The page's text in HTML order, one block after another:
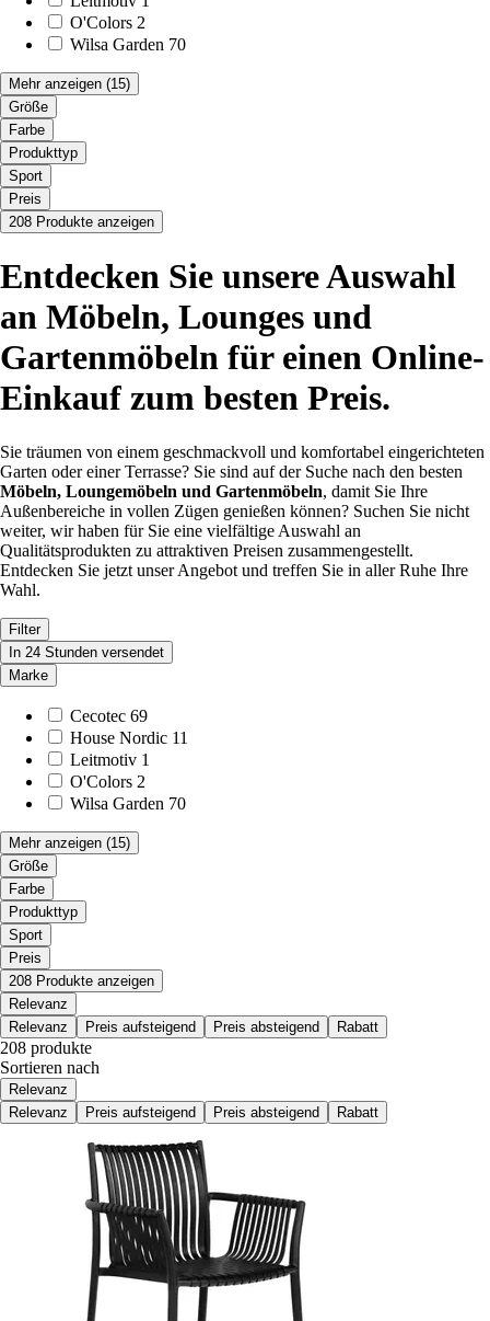
O'Colors 2
Wilsa Garden 70
Mehr anzeigen (15)
Größe
Farbe
Produkttyp
Sport
Preis
208 Produkte anzeigen
Entdecken Sie unsere Auswahl
an Möbeln, Lounges und
Gartenmöbeln für einen Online-
Einkauf zum besten Preis.
Sie träumen von einem geschmackvoll und komfortabel eingerichteten
Garten oder einer Terrasse? Sie sind auf der Suche nach den besten
Möbeln, Loungemöbeln und Gartenmöbeln, damit Sie Ihre
Außenbereiche in vollen Zügen genießen können? Suchen Sie nicht
weiter, wir haben für Sie eine vielfältige Auswahl an
Qualitätsprodukten zu attraktiven Preisen zusammengestellt.
Entdecken Sie jetzt unser Angebot und treffen Sie in aller Ruhe Ihre
Wahl.
Filter
In 24 Stunden versendet
Marke
Cecotec 69
House Nordic 11
Leitmotiv 1
O'Colors 2
Wilsa Garden 70
Mehr anzeigen (15)
Größe
Farbe
Produkttyp
Sport
Preis
208 Produkte anzeigen
Relevanz
Relevanz
Preis aufsteigend Preis absteigend Rabatt
208 produkte
Sortieren nach
Relevanz
Relevanz
Preis aufsteigend Preis absteigend Rabatt